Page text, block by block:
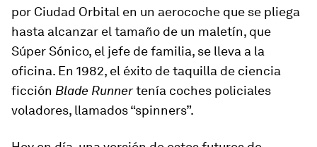
por Ciudad Orbital en un aerocoche que se pliega
hasta alcanzar el tamaño de un maletín, que
Súper Sónico, el jefe de familia, se lleva a la
oficina. En 1982, el éxito de taquilla de ciencia
ficción Blade Runnertenía coches policiales
voladores, llamados “spinners”.